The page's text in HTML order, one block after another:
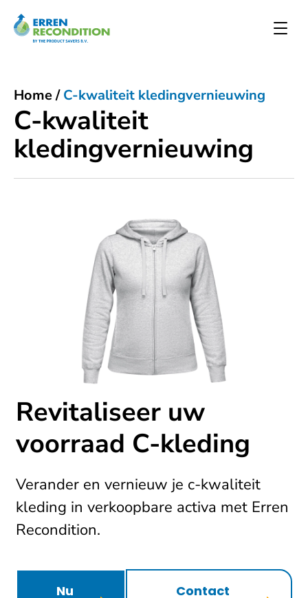
C-kwaliteit
kledingvernieuwing
Home/C-kwaliteit kledingvernieuwing
Revitaliseer uw
voorraad C-kleding
Verander en vernieuw je c-kwaliteit
kleding in verkoopbare activa met Erren
Recondition.
Nu
Contact